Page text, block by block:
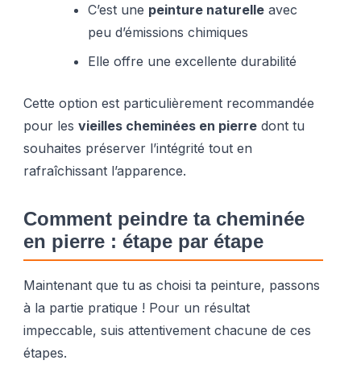
C’est une peinture naturelle avec
peu d’émissions chimiques
Elle offre une excellente durabilité
Cette option est particulièrement recommandée
pour lesvieilles cheminées en pierre dont tu
souhaites préserver l’intégrité tout en
rafraîchissant l’apparence.
Comment peindre ta cheminée
en pierre : étape par étape
Maintenant que tu as choisi ta peinture, passons
à la partie pratique ! Pour un résultat
impeccable, suis attentivement chacune de ces
étapes.